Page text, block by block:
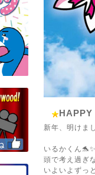
新年、明けま
いるかくん🐬✨
頭で考え過ぎ
いよいよずっ